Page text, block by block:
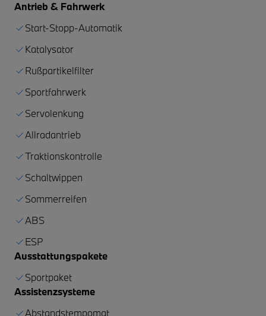
Antrieb & Fahrwerk
Start-Stopp-Automatik
Katalysator
Rußpartikelfilter
Sportfahrwerk
Servolenkung
Allradantrieb
Traktionskontrolle
Schaltwippen
Sommerreifen
ABS
ESP
Ausstattungspakete
Sportpaket
Assistenzsysteme
Abstandstempomat